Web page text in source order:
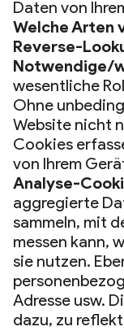
Daten von
Welche Arten
Reverse-
Notwendige/
wesentliche
Ohne
Website nicht
Cookies
von Ihrem
Analyse-
aggregierte
sammeln, mit
messen kann,
sie nutzen.
Adresse usw.
dazu, zu